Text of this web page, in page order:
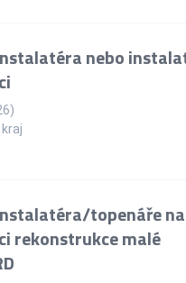
nebo
topenáře na
rekonstrukce malé